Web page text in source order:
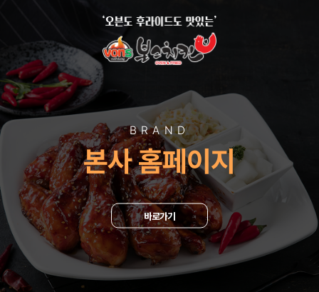
BRAND
본사 홈페이지
바로가기